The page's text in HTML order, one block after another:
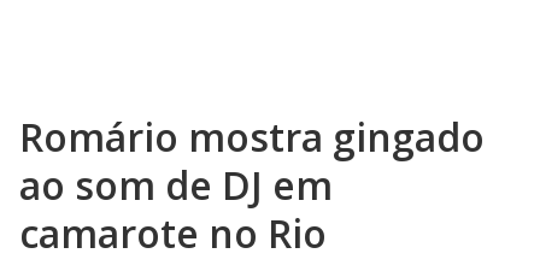
Romário mostra gingado
ao som de DJ em
camarote no Rio